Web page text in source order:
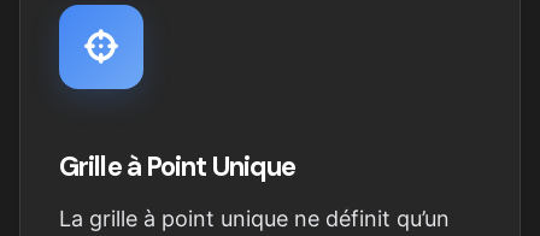
Grille à Point Unique
La grille à point unique ne définit qu’un